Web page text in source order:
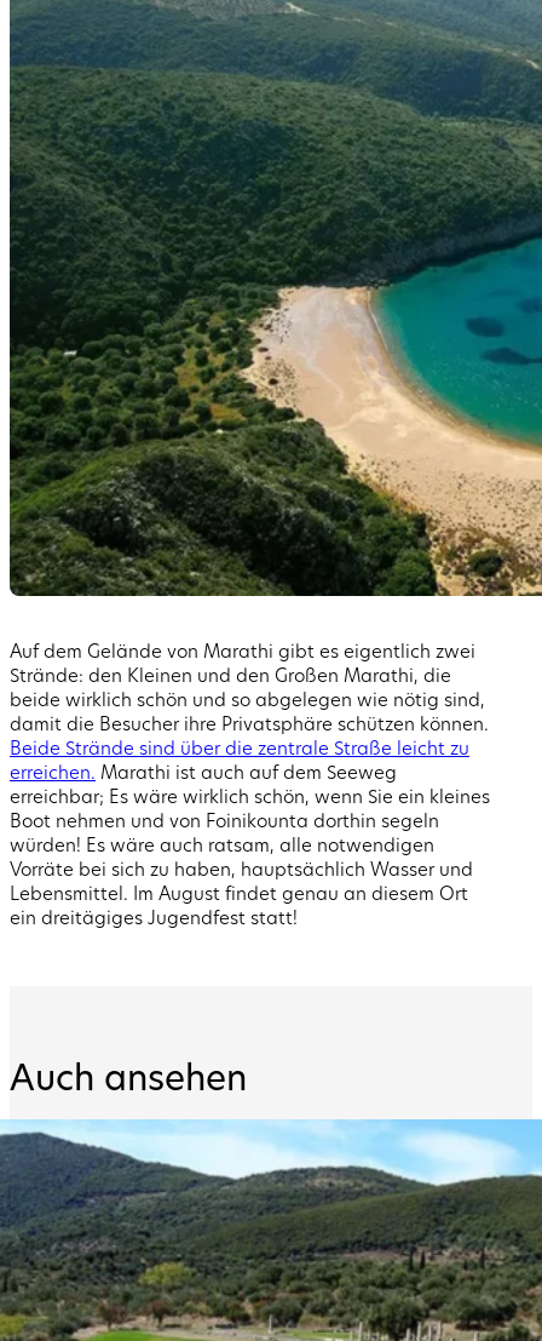
Auf dem Gelände von Marathi gibt es eigentlich zwei
Strände: den Kleinen und den Großen Marathi, die
beide wirklich schön und so abgelegen wie nötig sind,
damit die Besucher ihre Privatsphäre schützen können.
Beide Strände sind über die zentrale Straße leicht zu
erreichen. Marathi ist auch auf dem Seeweg
erreichbar; Es wäre wirklich schön, wenn Sie ein kleines
Boot nehmen und von Foinikounta dorthin segeln
würden! Es wäre auch ratsam, alle notwendigen
Vorräte bei sich zu haben, hauptsächlich Wasser und
Lebensmittel. Im August findet genau an diesem Ort
ein dreitägiges Jugendfest statt!
Auch ansehen